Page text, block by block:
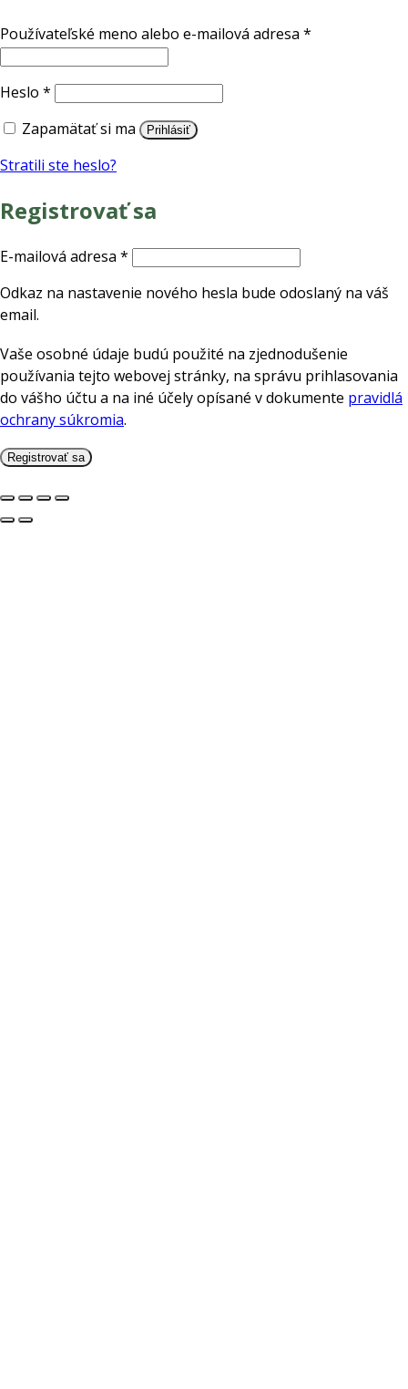
Používateľské meno alebo e-mailová adresa *
Heslo * Povinné
Zapamätať si ma
Prihlásiť
Stratili ste heslo?
Registrovať sa
E-mailová adresa * Povinné
Odkaz na nastavenie nového hesla bude odoslaný na váš
email.
Vaše osobné údaje budú použité na zjednodušenie
používania tejto webovej stránky, na správu prihlasovania
do vášho účtu a na iné účely opísané v dokumente pravidlá
ochrany súkromia.
Registrovať sa